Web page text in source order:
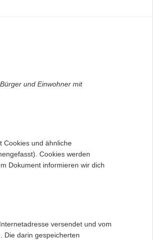
und Einwohner mit
Cookies und ähnliche
Cookies werden
Dokument informieren wir dich
versendet und vom
Die darin gespeicherten